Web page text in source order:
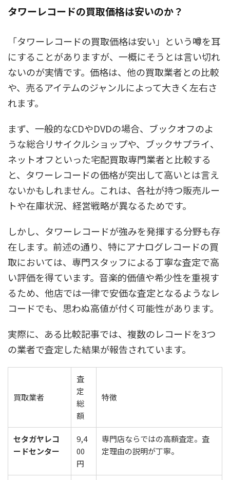
タワーレコードの買取価格は安いのか？
「タワーレコードの買取価格は安い」という噂を耳
にすることがありますが、一概にそうとは言い切れ
ないのが実情です。価格は、他の買取業者との比較
や、売るアイテムのジャンルによって大きく左右さ
れます。
まず、一般的なCDやDVDの場合、ブックオフのよ
うな総合リサイクルショップや、ブックサプライ、
ネットオフといった宅配買取専門業者と比較する
と、タワーレコードの価格が突出して高いとは言え
ないかもしれません。これは、各社が持つ販売ルー
トや在庫状況、経営戦略が異なるためです。
しかし、タワーレコードが強みを発揮する分野も存
在します。前述の通り、特にアナログレコードの買
取においては、専門スタッフによる丁寧な査定で高
い評価を得ています。音楽的価値や希少性を重視す
るため、他店では一律で安価な査定となるようなレ
コードでも、思わぬ高値が付く可能性があります。
実際に、ある比較記事では、複数のレコードを3つ
の業者で査定した結果が報告されています。
買取業者
査
定
総
額
特徴
セタガヤレコ
ードセンター
9,4
00
円
専門店ならではの高額査定。査
定理由の説明が丁寧。